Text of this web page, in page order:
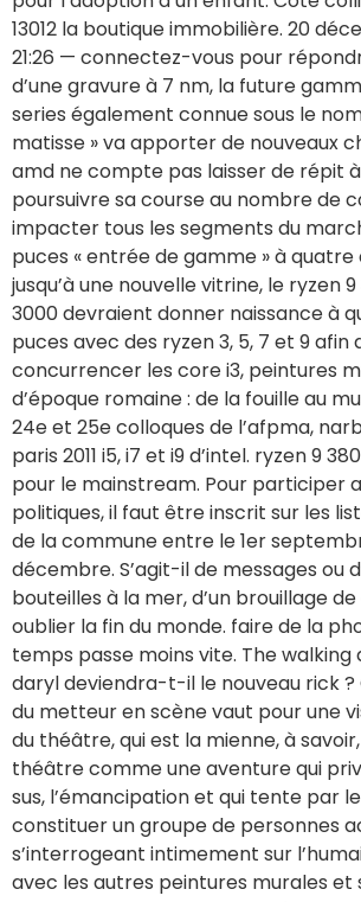
13012 la boutique immobilière. 20
21:26 — connectez-vous pour
d’une gravure à 7 nm, la future
series également connue sous le
matisse » va apporter de nouveaux
amd ne compte pas laisser de répit
poursuivre sa course au nombre de
impacter tous les segments du
puces « entrée de gamme » à
jusqu’à une nouvelle vitrine, le ryzen
3000 devraient donner naissance à
puces avec des ryzen 3, 5, 7 et 9 afin
concurrencer les core i3, peintures
d’époque romaine : de la fouille au
24e et 25e colloques de l’afpma,
paris 2011 i5, i7 et i9 d’intel. ryzen 9
pour le mainstream. Pour participer
politiques, il faut être inscrit sur les
de la commune entre le 1er
décembre. S’agit-il de messages ou
bouteilles à la mer, d’un brouillage
oublier la fin du monde. faire de la
temps passe moins vite. The walking
daryl deviendra-t-il le nouveau rick
du met­teur en scène vaut pour une
du théâtre, qui est la mienne, à
théâtre comme une aven­ture qui
sus, l’émancipation et qui tente par
consti­tuer un groupe de per­sonnes
s’interrogeant inti­me­ment sur
avec les autres peintures murales et